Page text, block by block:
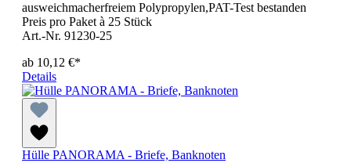
ausweichmacherfreiem Polypropylen,PAT-Test bestanden
Preis pro Paket à 25 Stück
Art.-Nr. 91230-25
ab 10,12 €*
Details
Hülle PANORAMA - Briefe, Banknoten